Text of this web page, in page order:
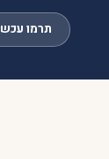
תרמו